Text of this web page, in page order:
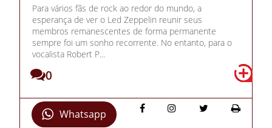
Para vários fãs de rock ao redor do mundo, a
esperança de ver o Led Zeppelin reunir seus
membros remanescentes de forma permanente
sempre foi um sonho recorrente. No entanto, para o
vocalista Robert P...
0
Whatsapp